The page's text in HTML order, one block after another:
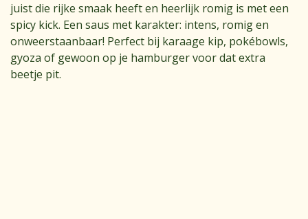
juist die rijke smaak heeft en heerlijk romig is met een
spicy kick. Een saus met karakter: intens, romig en
onweerstaanbaar! Perfect bij karaage kip, pokébowls,
gyoza of gewoon op je hamburger voor dat extra
beetje pit.